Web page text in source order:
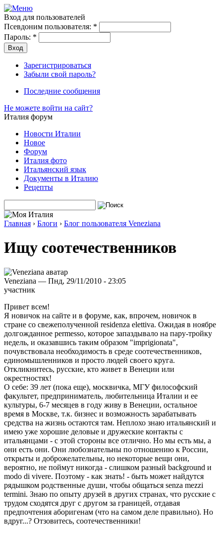
Вход для пользователей
Псевдоним пользователя: *
Пароль: *
Зарегистрироваться
Забыли свой пароль?
Последние сообщения
Не можете войти на сайт?
Италия форум
Новости Италии
Новое
Форум
Италия фото
Итальянский язык
Документы в Италию
Рецепты
Главная › Блоги › Блог пользователя Veneziana
Ищу соотечественников
Veneziana — Пнд, 29/11/2010 - 23:05
участник
Привет всем!
Я новичок на сайте и в форуме, как, впрочем, новичок в
стране со свежеполученной residenza elettiva. Ожидая в ноябре
долгожданное permesso, которое запаздывало на пару-тройку
недель, и оказавшись таким образом "imprigionata",
почувствовала необходимость в среде соотечественников,
единомышленников и просто людей своего круга.
Откликнитесь, русские, кто живет в Венеции или
окрестностях!
О себе: 39 лет (пока еще), москвичка, МГУ философский
факультет, предприниматель, любительница Италии и ее
культуры, 6-7 месяцев в году живу в Венеции, остальное
время в Москве, т.к. бизнес и возможность зарабатывать
средства на жизнь остаются там. Неплохо знаю итальянский и
имею уже хорошие деловые и дружеские контакты с
итальянцами - с этой стороны все отлично. Но мы есть мы, а
они есть они. Они любознательны по отношению к России,
открыты и доброжелательны, но некоторые вещи они,
вероятно, не поймут никогда - слишком разный background и
modo di vivere. Поэтому - как знать! - быть может найдутся
рядышком родственные души, чтобы общаться senza mezzi
termini. Знаю по опыту друзей в других странах, что русские с
трудом сходятся друг с другом за границей, отдавая
предпочтения аборигенам (что на самом деле правильно). Но
вдруг...? Отзовитесь, соотечественники!